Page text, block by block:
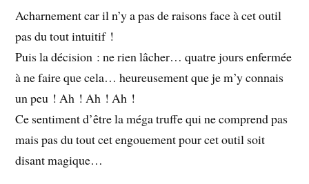
Acharnement car il n’y a pas de raisons face à cet outil
pas du tout intuitif !
Puis la décision : ne rien lâcher… quatre jours enfermée
à ne faire que cela… heureusement que je m’y connais
un peu ! Ah ! Ah ! Ah !
Ce sentiment d’être la méga truffe qui ne comprend pas
mais pas du tout cet engouement pour cet outil soit
disant magique…